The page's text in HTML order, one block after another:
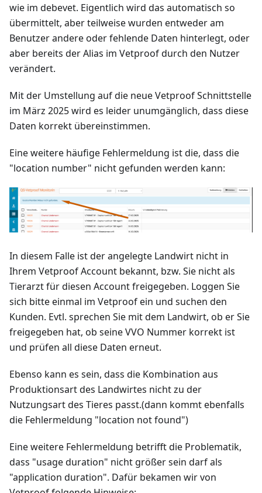
wie im debevet. Eigentlich wird das automatisch so
übermittelt, aber teilweise wurden entweder am
Benutzer andere oder fehlende Daten hinterlegt, oder
aber bereits der Alias im Vetproof durch den Nutzer
verändert.
Mit der Umstellung auf die neue Vetproof Schnittstelle
im März 2025 wird es leider unumgänglich, dass diese
Daten korrekt übereinstimmen.
Eine weitere häufige Fehlermeldung ist die, dass die
"location number" nicht gefunden werden kann:
In diesem Falle ist der angelegte Landwirt nicht in
Ihrem Vetproof Account bekannt, bzw. Sie nicht als
Tierarzt für diesen Account freigegeben. Loggen Sie
sich bitte einmal im Vetproof ein und suchen den
Kunden. Evtl. sprechen Sie mit dem Landwirt, ob er Sie
freigegeben hat, ob seine VVO Nummer korrekt ist
und prüfen all diese Daten erneut.
Ebenso kann es sein, dass die Kombination aus
Produktionsart des Landwirtes nicht zu der
Nutzungsart des Tieres passt.(dann kommt ebenfalls
die Fehlermeldung "location not found")
Eine weitere Fehlermeldung betrifft die Problematik,
dass "usage duration" nicht größer sein darf als
"application duration". Dafür bekamen wir von